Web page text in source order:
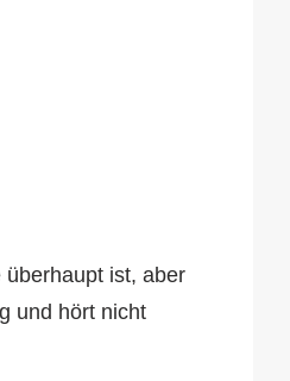
ist, aber
und hört nicht